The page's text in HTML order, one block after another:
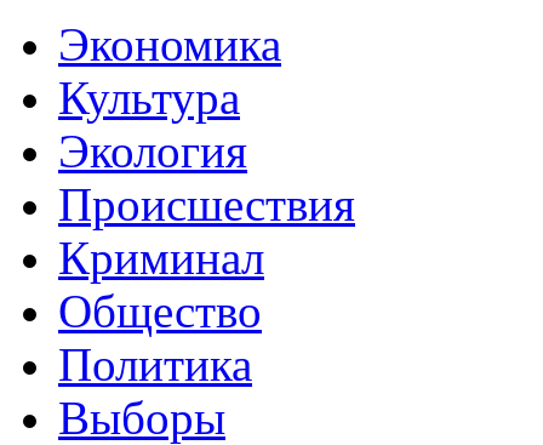
Экономика
Культура
Экология
Происшествия
Криминал
Общество
Политика
Выборы